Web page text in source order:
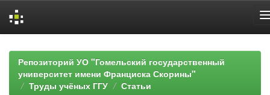
navigationРепозиторий УО "Гомельский государственный
университет имени Франциска Скорины"
Труды учёных ГГУ
Статьи